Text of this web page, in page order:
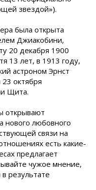
звездой»).
была открыта
Джиакобини,
20 декабря 1900
13 лет, в 1913 году,
астроном Эрнст
октября
Щита.
открывают
нового любовного
связи на
есть какие-
предлагает
чужое мнение,
результате